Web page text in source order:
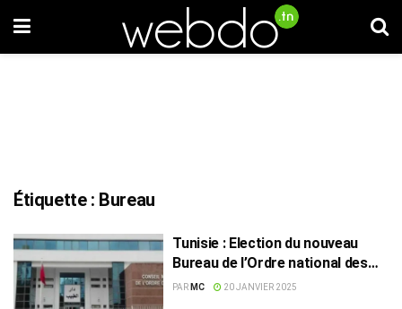
Étiquette : Bureau
Tunisie : Election du nouveau
Bureau de l’Ordre national des
médecins
PAR MC 20 JANVIER 2025